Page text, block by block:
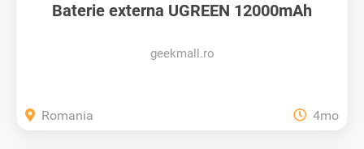
Baterie externa UGREEN 12000mAh
geekmall.ro
Romania 4mo